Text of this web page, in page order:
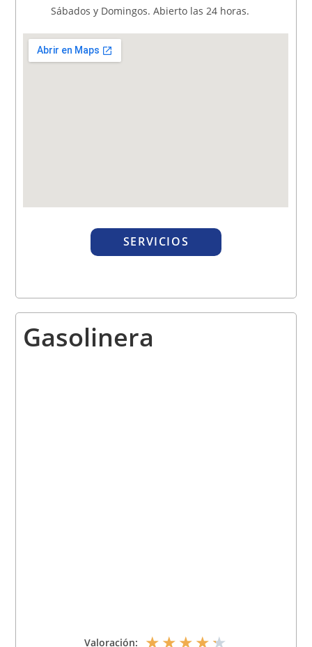
Sábados y Domingos. Abierto las 24 horas.
SERVICIOS
Gasolinera
Valoración: ★★★★★